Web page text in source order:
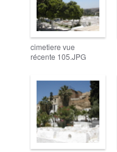
cimetiere vue
récente 105.JPG